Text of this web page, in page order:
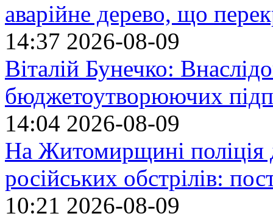
аварійне дерево, що
14:37 2026-08-09
Віталій Бунечко:
бюджетоутворюючих
14:04 2026-08-09
На Житомирщині поліція
російських обстрілів:
10:21 2026-08-09